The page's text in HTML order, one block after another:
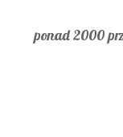
ponad 2000